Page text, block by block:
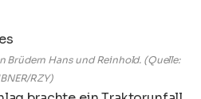
Hans und Reinhold. (Quelle:
RZY)